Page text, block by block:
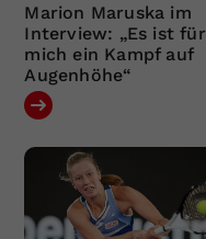
Marion Maruska im
Interview: „Es ist für
mich ein Kampf auf
Augenhöhe“